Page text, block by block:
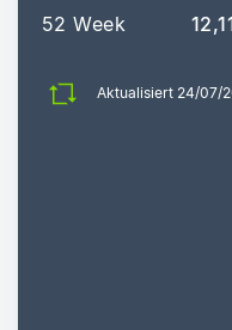
52 Week
Aktualisiert 24/07/